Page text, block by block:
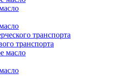
транспорта
транспорта
масло